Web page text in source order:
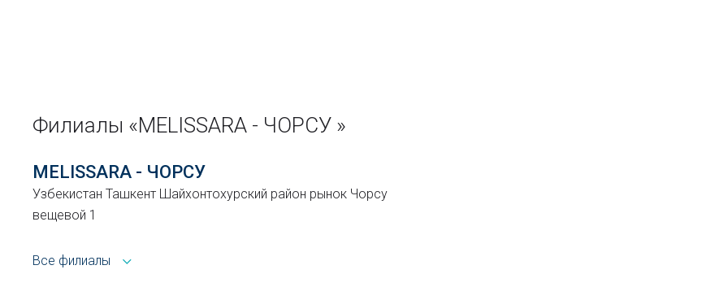
Филиалы «MELISSARA - ЧОРСУ »
MELISSARA - ЧОРСУ
Узбекистан Ташкент Шайхонтохурский район рынок Чорсу
вещевой 1
Все филиалы